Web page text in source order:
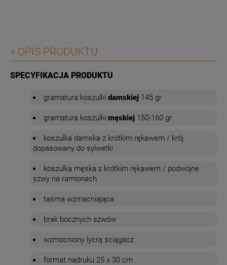
» OPIS PRODUKTU
SPECYFIKACJA PRODUKTU
gramatura koszulki damskiej 145 gr
gramatura koszulki męskiej 150-160 gr
koszulka damska z krótkim rękawem / krój
dopasowany do sylwetki
koszulka męska z krótkim rękawem / podwójne
szwy na ramionach
taśma wzmacniająca
brak bocznych szwów
wzmocniony lycrą ściągacz
format nadruku 25 x 30 cm